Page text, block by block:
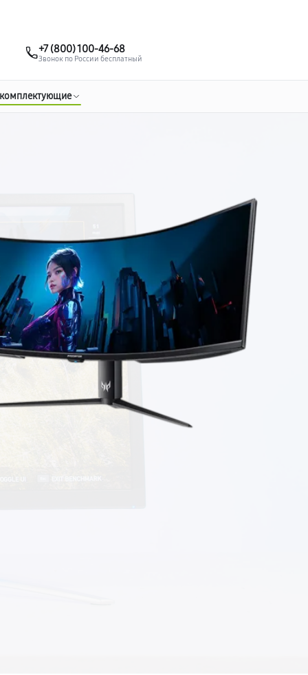
+7 (800) 100-46-68
Звонок по России бесплатный